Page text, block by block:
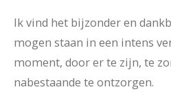
Ik vind het bijzonder en
mogen staan in een intens
moment, door er te zijn, te
nabestaande te ontzorgen.